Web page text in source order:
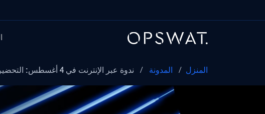
المنزل / المدونة / ندوة عبر الإنترنت في 4 أغسطس: التحضير لـ "الطاقة السائبة